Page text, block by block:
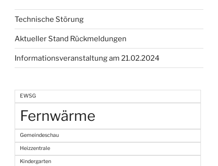
Technische Störung
Aktueller Stand Rückmeldungen
Informationsveranstaltung am 21.02.2024
EWSG
Fernwärme
Gemeindeschau
Heizzentrale
Kindergarten